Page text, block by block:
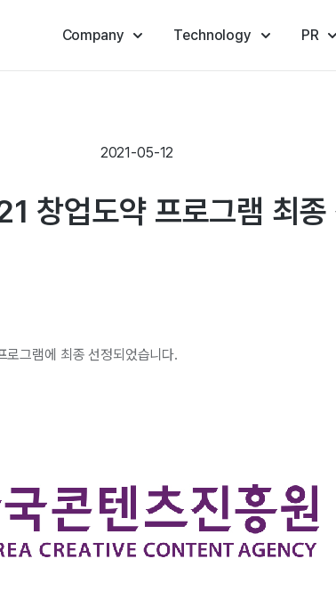
Company Technology PR
2021-05-12
창업도약 프로그램 최종
그램에 최종 선정되었습니다.